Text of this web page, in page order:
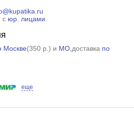
с юр. лицами
Москве(350 р. ) и МО,доставка по
еще